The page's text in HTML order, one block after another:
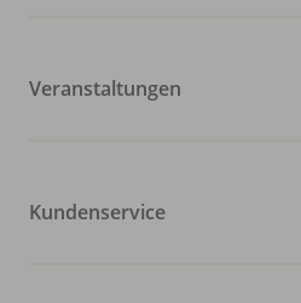
Veranstaltungen
Kundenservice